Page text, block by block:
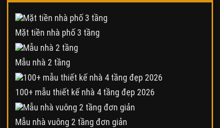
Mặt tiền nhà phố 3 tầng
Mẫu nhà 2 tầng
100+ mẫu thiết kế nhà 4 tầng đẹp 2026
Mẫu nhà vuông 2 tầng đơn giản